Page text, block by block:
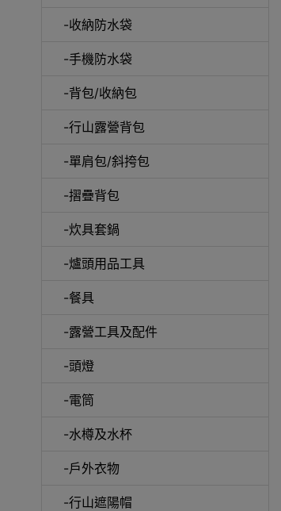
-收納防水袋
-手機防水袋
-背包/收納包
-行山露營背包
-單肩包/斜挎包
-摺疊背包
-炊具套鍋
-爐頭用品工具
-餐具
-露營工具及配件
-頭燈
-電筒
-水樽及水杯
-戶外衣物
-行山遮陽帽